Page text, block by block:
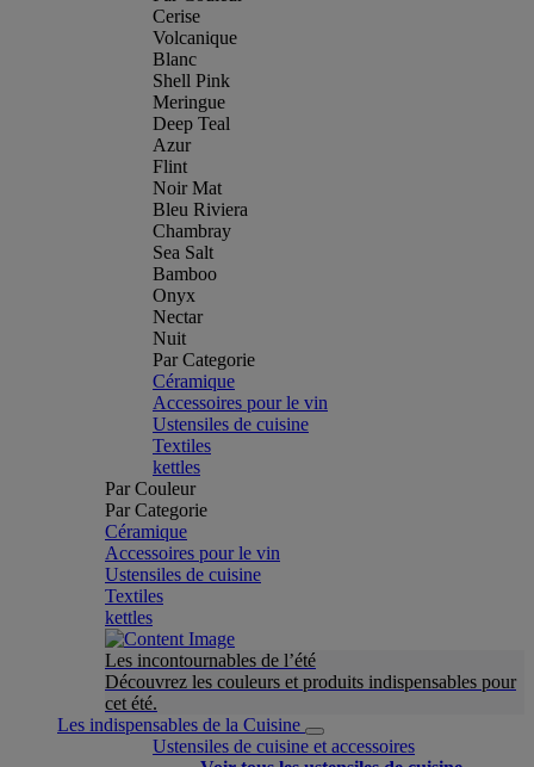
Cerise
Volcanique
Blanc
Shell Pink
Meringue
Deep Teal
Azur
Flint
Noir Mat
Bleu Riviera
Chambray
Sea Salt
Bamboo
Onyx
Nectar
Nuit
Par Categorie
Céramique
Accessoires pour le vin
Ustensiles de cuisine
Textiles
kettles
Par Couleur
Par Categorie
Céramique
Accessoires pour le vin
Ustensiles de cuisine
Textiles
kettles
Les incontournables de l’été
Découvrez les couleurs et produits indispensables pour
cet été.
Les indispensables de la Cuisine
Ustensiles de cuisine et accessoires